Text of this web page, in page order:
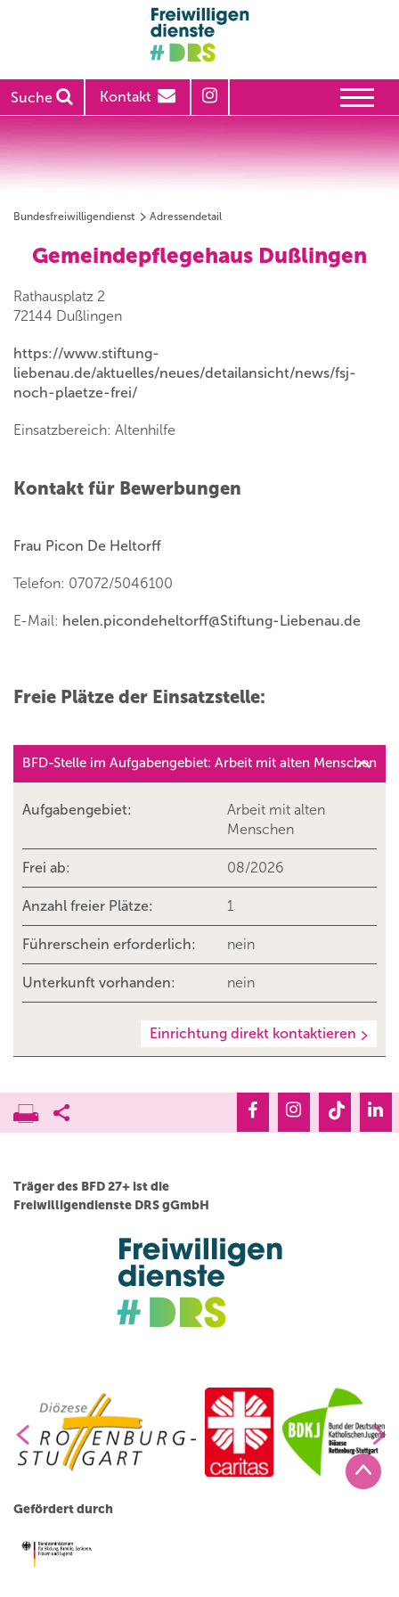
Suche Kontakt
Bundesfreiwilligendienst Adressendetail
Gemeindepflegehaus Dußlingen
Rathausplatz 2
72144 Dußlingen
https://www.stiftung-
liebenau.de/aktuelles/neues/detailansicht/news/fsj-
noch-plaetze-frei/
Einsatzbereich: Altenhilfe
Kontakt für Bewerbungen
Frau Picon De Heltorff
Telefon: 07072/5046100
E-Mail: helen.picondeheltorff@Stiftung-Liebenau.de
Freie Plätze der Einsatzstelle:
BFD-Stelle im Aufgabengebiet: Arbeit mit alten Menschen
Aufgabengebiet:
Arbeit mit alten
Menschen
Frei ab: 08/2026
Anzahl freier Plätze: 1
Führerschein erforderlich: nein
Unterkunft vorhanden: nein
Einrichtung direkt kontaktieren
Träger des BFD 27+ ist die
Freiwilligendienste DRS gGmbH
Gefördert durch